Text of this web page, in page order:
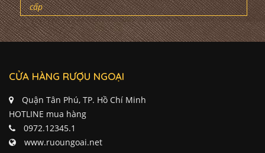
cấp
CỬA HÀNG RƯỢU NGOẠI
Quận Tân Phú, TP. Hồ Chí Minh
HOTLINE mua hàng
0972.12345.1
www.ruoungoai.net